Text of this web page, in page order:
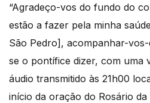
“Agradeço-vos do fundo do
estão a fazer pela minha
São Pedro], acompanhar-
se o pontífice dizer, com uma
áudio transmitido às 21h00
início da oração do Rosário